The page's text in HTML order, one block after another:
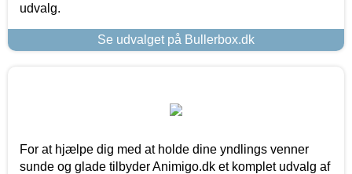
udvalg.
Se udvalget på Bullerbox.dk
For at hjælpe dig med at holde dine yndlings venner
sunde og glade tilbyder Animigo.dk et komplet udvalg af